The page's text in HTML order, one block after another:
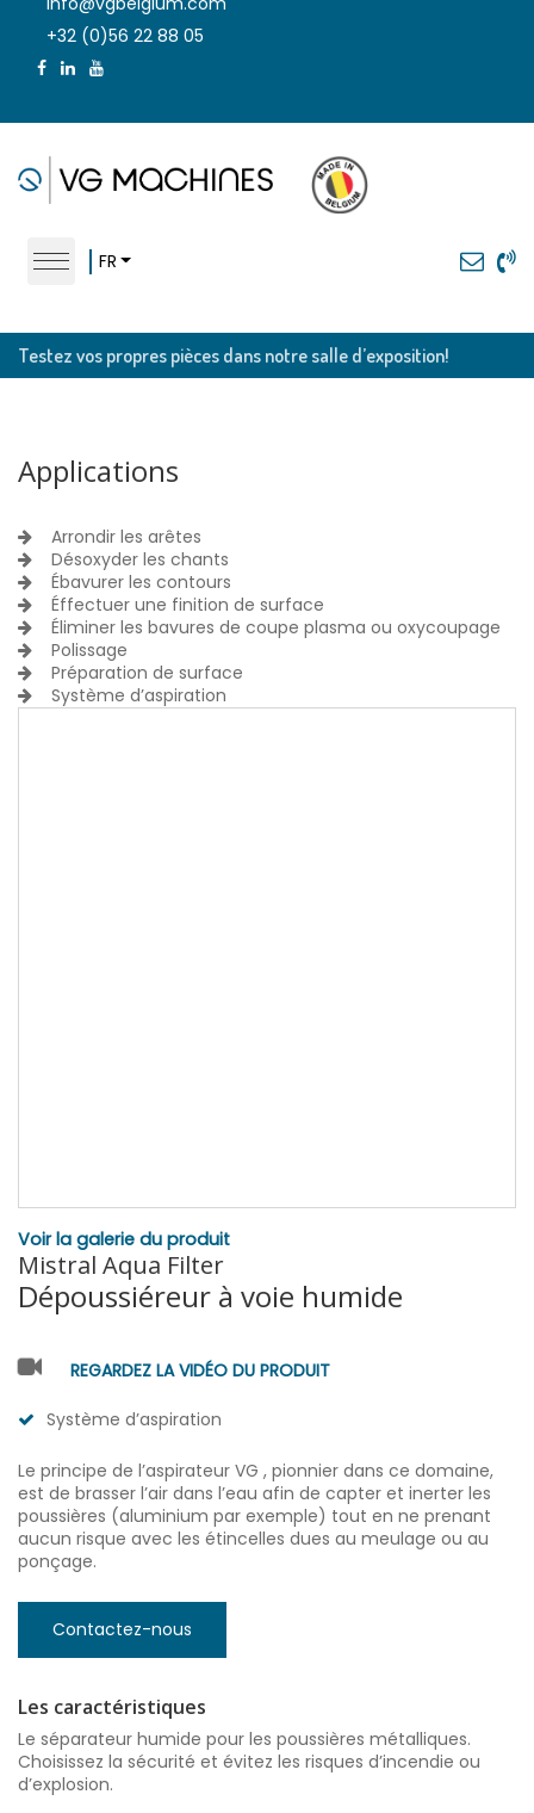
+32 (0)56 22 88 05
FR
Testez vos propres pièces dans notre salle d’exposition!
Applications
Arrondir les arêtes
Désoxyder les chants
Ébavurer les contours
Éffectuer une finition de surface
Éliminer les bavures de coupe plasma ou oxycoupage
Polissage
Préparation de surface
Système d’aspiration
Voir la galerie du produit
Mistral Aqua Filter
Dépoussiéreur à voie humide
REGARDEZ LA VIDÉO DU PRODUIT
Système d’aspiration
Le principe de l’aspirateur VG , pionnier dans ce domaine,
est de brasser l’air dans l’eau afin de capter et inerter les
poussières (aluminium par exemple) tout en ne prenant
aucun risque avec les étincelles dues au meulage ou au
ponçage.
Contactez-nous
Les caractéristiques
Le séparateur humide pour les poussières métalliques.
Choisissez la sécurité et évitez les risques d’incendie ou
d’explosion.